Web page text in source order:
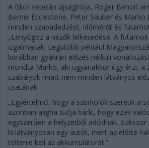
A Blick veterán újságírója, Roger Benoit
Bernie Ecclestone, Peter Sauber és Marko
minden szabadedzést, időmérőt és
„Lenyűgöz a nézők lelkesedése. A
izgalmasak. Legutóbb például
korábban gyakran előzés nélküli
mondta Marko, aki ugyanakkor úgy érzi, a
szabályok miatt nem minden látványos
csatának.
„Egyértelmű, hogy a szurkolók szeretik a
azonban aligha tudja bárki, hogy ezek
egyszerűen a helyzetből adódnak.
ki látványosan egy autót, mert az előtte
töltenie kell az akkumulátorát.”